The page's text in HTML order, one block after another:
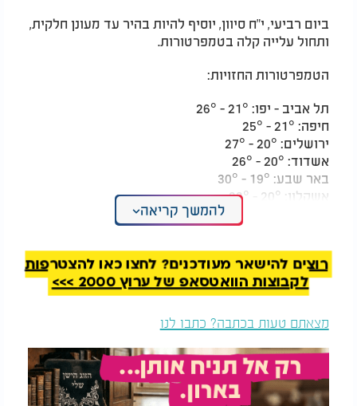
ביום רביעי, י"ח סיוון, יוסיף להיות בהיר עד מעונן חלקית,
ותחול עלייה קלה בטמפרטורות.
הטמפרטורות החזויות:
תל אביב - יפו: 21° - 26°
חיפה: 21° - 25°
ירושלים: 20° - 27°
אשדוד: 20° - 26°
באר שבע: 19° - 30°
אשקלון: 20° - 23°
להמשך קריאה
רוצים להישאר מעודכנים? לחצו כאן להצטרפות
לקבוצות הוואטסאפ של ערוץ 2000 >>>
מצאתם טעות בכתבה? כתבו לנו